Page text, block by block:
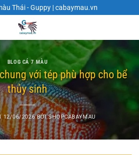
Thái - Guppy | cabaymau.vn
BLOG CÁ 7 MÀU
với tép phù hợp cho bể
thủy sinh
12/06/2026 BỞISHOPCABAYMAU